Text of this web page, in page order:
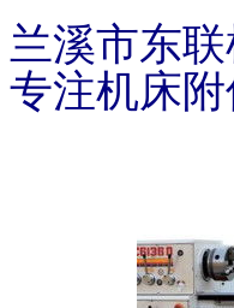
兰溪市东
专注机床